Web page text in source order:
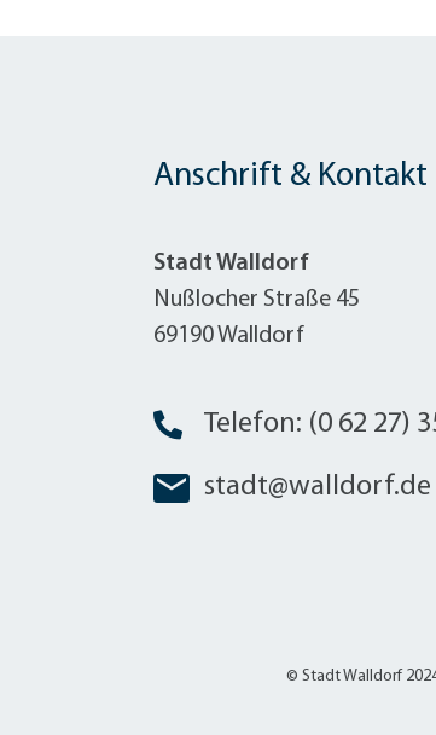
Anschrift & Kontakt
Stadt Walldorf
Nußlocher Straße 45
69190 Walldorf
Telefon: (0 62 27)
stadt@walldorf.de
© Stadt Walldorf